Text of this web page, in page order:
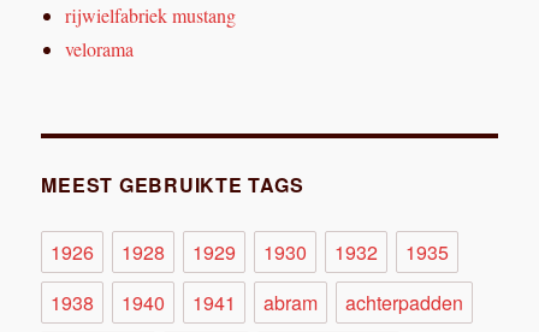
rijwielfabriek mustang
velorama
MEEST GEBRUIKTE TAGS
1926 1928 1929 1930 1932
1935
1938
1940 1941 abram
achterpadden